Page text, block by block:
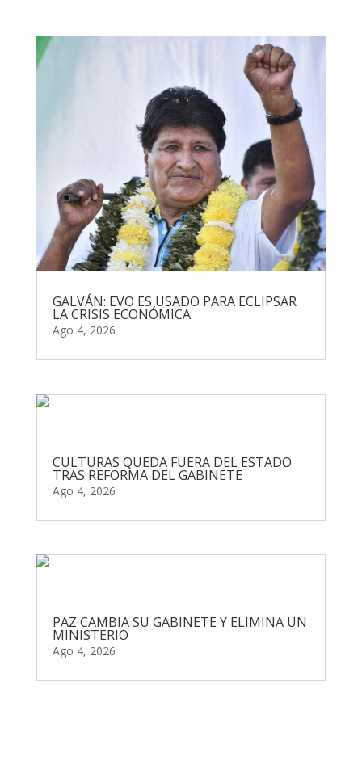
GALVÁN: EVO ES USADO PARA ECLIPSAR
LA CRISIS ECONÓMICA
Ago 4, 2026
CULTURAS QUEDA FUERA DEL ESTADO
TRAS REFORMA DEL GABINETE
Ago 4, 2026
PAZ CAMBIA SU GABINETE Y ELIMINA UN
MINISTERIO
Ago 4, 2026